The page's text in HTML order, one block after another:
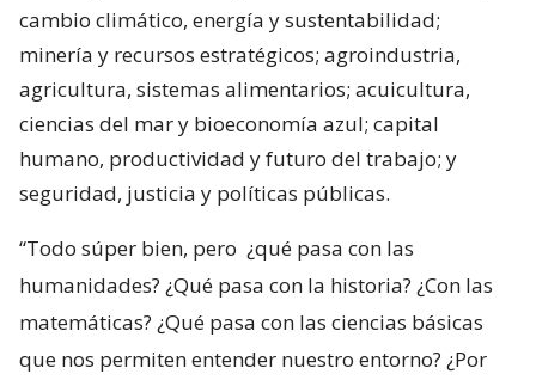
cambio climático, energía y sustentabilidad;
minería y recursos estratégicos; agroindustria,
agricultura, sistemas alimentarios; acuicultura,
ciencias del mar y bioeconomía azul; capital
humano, productividad y futuro del trabajo; y
seguridad, justicia y políticas públicas.
“Todo súper bien, pero ¿qué pasa con las
humanidades? ¿Qué pasa con la historia? ¿Con las
matemáticas? ¿Qué pasa con las ciencias básicas
que nos permiten entender nuestro entorno? ¿Por